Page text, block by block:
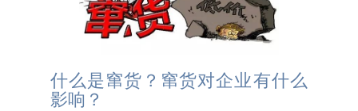
什么是窜货？窜货对企业有什么
影响？